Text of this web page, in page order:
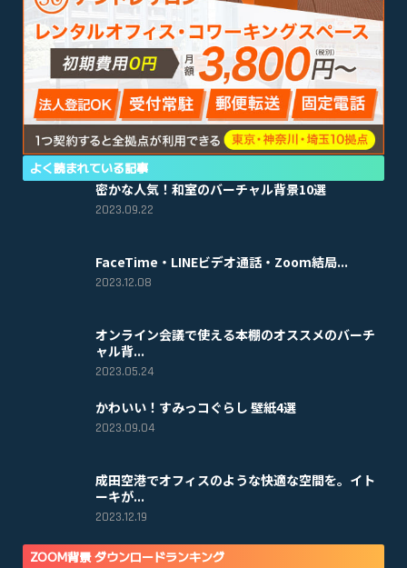
よく読まれている記事
密かな人気！和室のバーチャル背景10選
2023.09.22
FaceTime・LINEビデオ通話・Zoom結局...
2023.12.08
オンライン会議で使える本棚のオススメのバーチ
ャル背...
2023.05.24
かわいい！すみっコぐらし 壁紙4選
2023.09.04
成田空港でオフィスのような快適な空間を。イト
ーキが...
2023.12.19
ZOOM背景 ダウンロードランキング